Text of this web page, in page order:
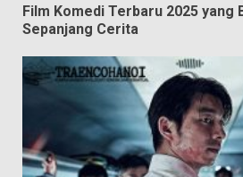
Film Komedi Terbaru 2025 yang
Sepanjang Cerita